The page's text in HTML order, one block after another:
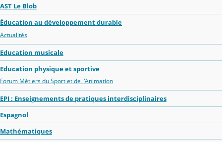
AST Le Blob
Éducation au développement durable
Actualités
Education musicale
Education physique et sportive
Forum Métiers du Sport et de l'Animation
EPI : Enseignements de pratiques interdisciplinaires
Espagnol
Mathématiques